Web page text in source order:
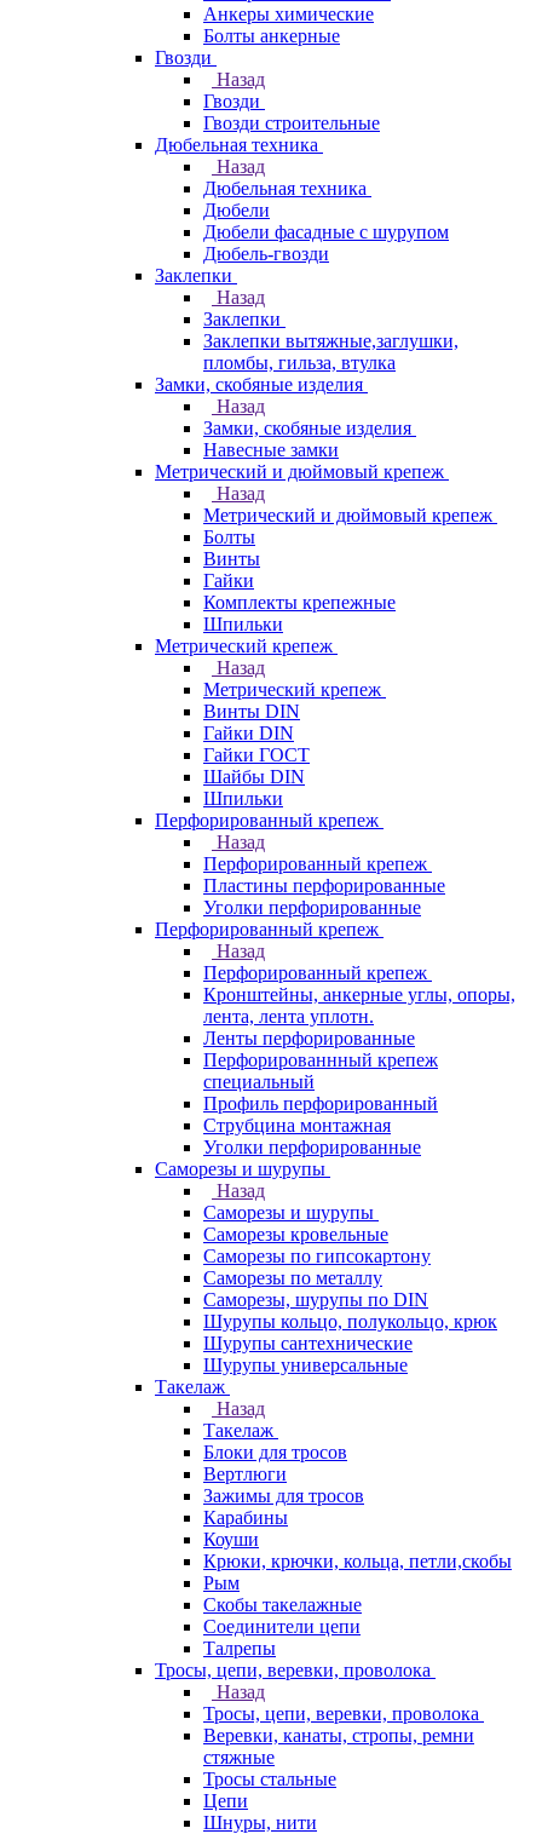
Анкеры химические
Болты анкерные
Гвозди
Назад
Гвозди
Гвозди строительные
Дюбельная техника
Назад
Дюбельная техника
Дюбели
Дюбели фасадные с шурупом
Дюбель-гвозди
Заклепки
Назад
Заклепки
Заклепки вытяжные,заглушки,
пломбы, гильза, втулка
Замки, скобяные изделия
Назад
Замки, скобяные изделия
Навесные замки
Метрический и дюймовый крепеж
Назад
Метрический и дюймовый крепеж
Болты
Винты
Гайки
Комплекты крепежные
Шпильки
Метрический крепеж
Назад
Метрический крепеж
Винты DIN
Гайки DIN
Гайки ГОСТ
Шайбы DIN
Шпильки
Перфорированный крепеж
Назад
Перфорированный крепеж
Пластины перфорированные
Уголки перфорированные
Перфорированный крепеж
Назад
Перфорированный крепеж
Кронштейны, анкерные углы, опоры,
лента, лента уплотн.
Ленты перфорированные
Перфорированнный крепеж
специальный
Профиль перфорированный
Струбцина монтажная
Уголки перфорированные
Саморезы и шурупы
Назад
Саморезы и шурупы
Саморезы кровельные
Саморезы по гипсокартону
Саморезы по металлу
Саморезы, шурупы по DIN
Шурупы кольцо, полукольцо, крюк
Шурупы сантехнические
Шурупы универсальные
Такелаж
Назад
Такелаж
Блоки для тросов
Вертлюги
Зажимы для тросов
Карабины
Коуши
Крюки, крючки, кольца, петли,скобы
Рым
Скобы такелажные
Соединители цепи
Талрепы
Тросы, цепи, веревки, проволока
Назад
Тросы, цепи, веревки, проволока
Веревки, канаты, стропы, ремни
стяжные
Тросы стальные
Цепи
Шнуры, нити